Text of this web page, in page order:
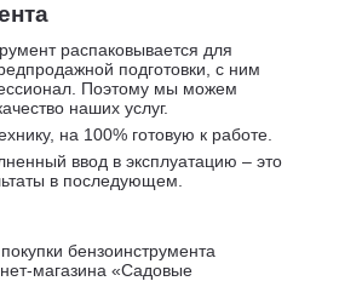
распаковывается для
подготовки, с ним
Поэтому мы можем
наших услуг.
на 100% готовую к работе.
ввод в эксплуатацию – это
в последующем.
бензоинструмента
магазина «Садовые